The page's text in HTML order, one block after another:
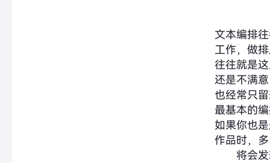
文本编排
工作，做
往往就是
还是不满
也经常只
最基本的
如果你也
作品时，
将会